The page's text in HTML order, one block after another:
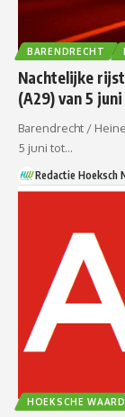
BARENDRECHT
Nachtelijke
(A29) van 5
Barendrecht /
5 juni tot…
Redactie Hoeksch
HOEKSCHE WAARD